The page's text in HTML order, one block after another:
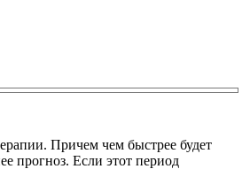
Причем чем быстрее будет
прогноз. Если этот период